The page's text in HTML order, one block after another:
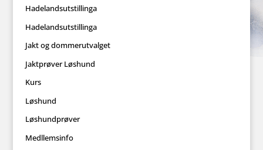
Hadelandsutstillinga
Hadelandsutstillinga
Jakt og dommerutvalget
Jaktprøver Løshund
Kurs
Løshund
Løshundprøver
Medllemsinfo